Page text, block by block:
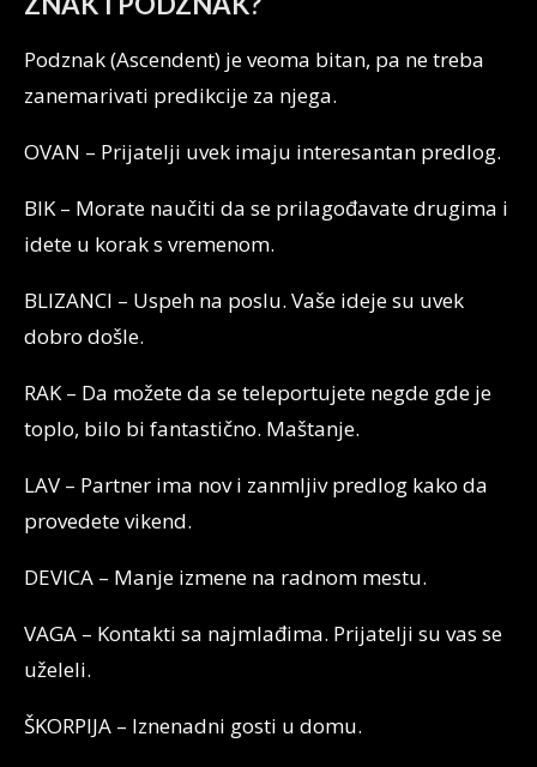
Podznak (Ascendent) je veoma bitan, pa ne treba
zanemarivati predikcije za njega.
OVAN – Prijatelji uvek imaju interesantan predlog.
BIK – Morate naučiti da se prilagođavate drugima i
idete u korak s vremenom.
BLIZANCI – Uspeh na poslu. Vaše ideje su uvek
dobro došle.
RAK – Da možete da se teleportujete negde gde je
toplo, bilo bi fantastično. Maštanje.
LAV – Partner ima nov i zanmljiv predlog kako da
provedete vikend.
DEVICA – Manje izmene na radnom mestu.
VAGA – Kontakti sa najmlađima. Prijatelji su vas se
uželeli.
ŠKORPIJA – Iznenadni gosti u domu.